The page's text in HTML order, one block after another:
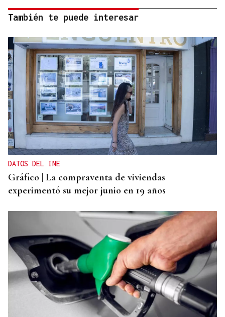
También te puede interesar
DATOS DEL INE
Gráfico | La compraventa de viviendas
experimentó su mejor junio en 19 años